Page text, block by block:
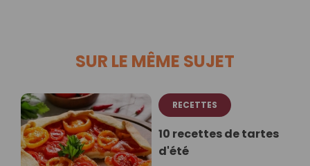
SUR LE MÊME SUJET
RECETTES
10 recettes de tartes
d'été